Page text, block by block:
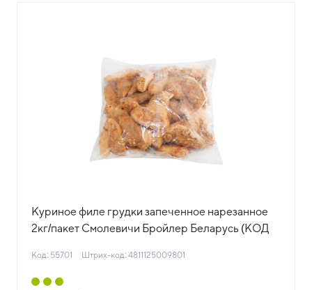
Куриное филе грудки запеченное нарезанное
2кг/пакет Смолевичи Бройлер Беларусь (КОД
Код: 55701 Штрих-код: 4811125009801